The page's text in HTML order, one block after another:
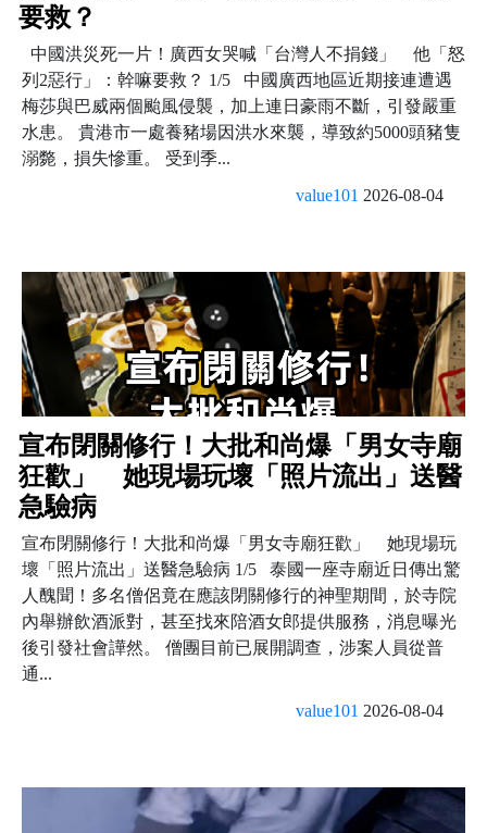
要救？
中國洪災死一片！廣西女哭喊「台灣人不捐錢」 他「怒
列2惡行」：幹嘛要救？ 1/5 中國廣西地區近期接連遭遇
梅莎與巴威兩個颱風侵襲，加上連日豪雨不斷，引發嚴重
水患。 貴港市一處養豬場因洪水來襲，導致約5000頭豬隻
溺斃，損失慘重。 受到季...
value101 2026-08-04
宣布閉關修行！大批和尚爆「男女寺廟
狂歡」 她現場玩壞「照片流出」送醫
急驗病
宣布閉關修行！大批和尚爆「男女寺廟狂歡」 她現場玩
壞「照片流出」送醫急驗病 1/5 泰國一座寺廟近日傳出驚
人醜聞！多名僧侶竟在應該閉關修行的神聖期間，於寺院
內舉辦飲酒派對，甚至找來陪酒女郎提供服務，消息曝光
後引發社會譁然。 僧團目前已展開調查，涉案人員從普
通...
value101 2026-08-04